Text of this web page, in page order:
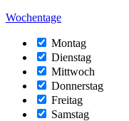
Wochentage
Montag
Dienstag
Mittwoch
Donnerstag
Freitag
Samstag